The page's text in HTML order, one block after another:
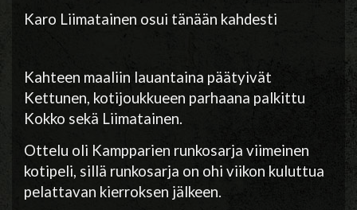
Karo Liimatainen osui tänään kahdesti
Kahteen maaliin lauantaina päätyivät
Kettunen, kotijoukkueen parhaana palkittu
Kokko sekä Liimatainen.
Ottelu oli Kampparien runkosarja viimeinen
kotipeli, sillä runkosarja on ohi viikon kuluttua
pelattavan kierroksen jälkeen.